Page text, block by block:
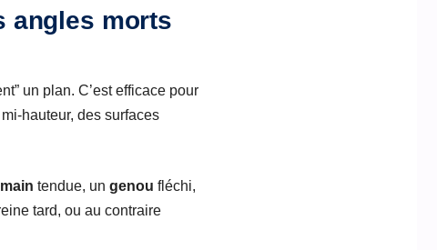
angles morts
un plan. C’est efficace pour
hauteur, des surfaces
main tendue, un genou fléchi,
tard, ou au contraire